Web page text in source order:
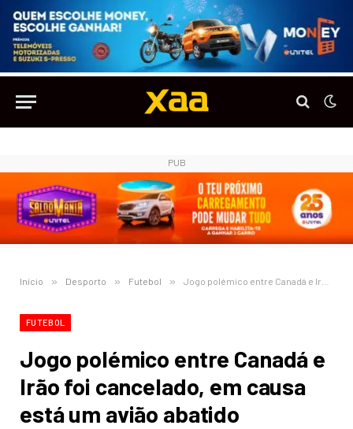
PUB
Início » Desporto » Futebol » Jogo polémico entre Canadá e Irão foi cancelado, em causa está um avião abatido
FUTEBOL
Jogo polémico entre Canadá e
Irão foi cancelado, em causa
está um avião abatido